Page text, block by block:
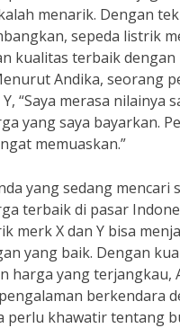
menarik. Dengan
sepeda listrik
kualitas terbaik
Andika, seorang
“Saya merasa nilainya
yang saya bayarkan.
memuaskan.”
yang sedang mencari
terbaik di pasar
merk X dan Y bisa
yang baik. Dengan
harga yang terjangkau,
berkendara
perlu khawatir tentang